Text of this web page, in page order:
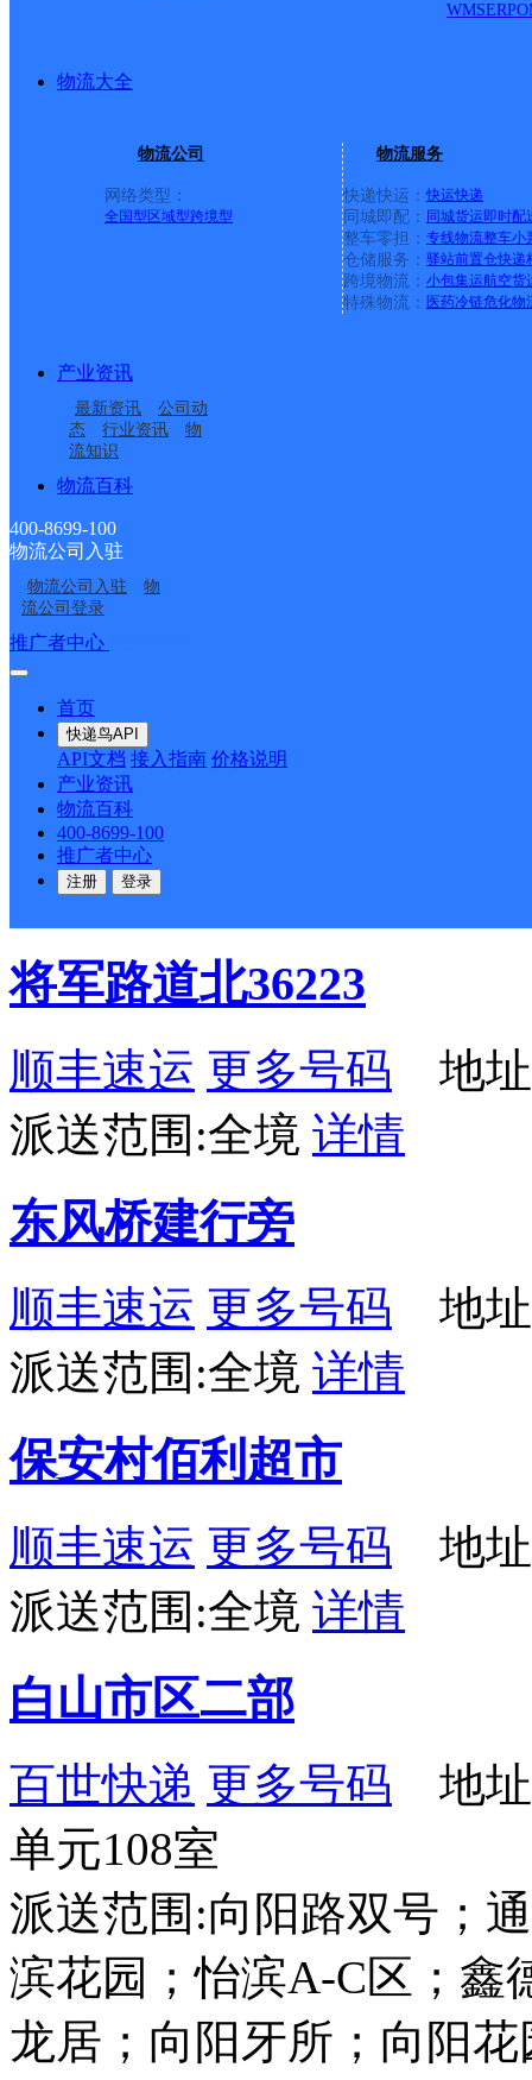
WMSERP
物流大全
物流公司
网络类型：
全国型 区域型跨境型
物流服务
快递快运： 快运快递
同城即配： 同城货运即时配
整车零担： 专线物流整车小
仓储服务： 驿站前置仓快递
跨境物流： 小包集运航空货
特殊物流： 医药冷链危化物
产业资讯
最新资讯
公司动
态
行业资讯
物
流知识
物流百科
400-8699-100
物流公司入驻
物流公司入驻
物
流公司登录
推广者中心
首页
快递鸟API
API文档 接入指南 价格说明
产业资讯
物流百科
400-8699-100
推广者中心
注册 登录
吉林省白山市临江市新
派送范围:全境
详情
顺丰速运
派送范围:全境
吉林省白山市抚松县露
顺丰速运
派送范围:全境
盛世凯厦
顺丰速运
派送范围:全境
将军路道北36223
顺丰速运 更多号码 地址
派送范围:全境 详情
东风桥建行旁
顺丰速运 更多号码 地址
派送范围:全境 详情
保安村佰利超市
顺丰速运 更多号码 地址
派送范围:全境 详情
白山市区二部
百世快递 更多号码 地址
单元108室
派送范围:向阳路双号；
滨花园；怡滨A-C区；鑫
龙居；向阳牙所；向阳